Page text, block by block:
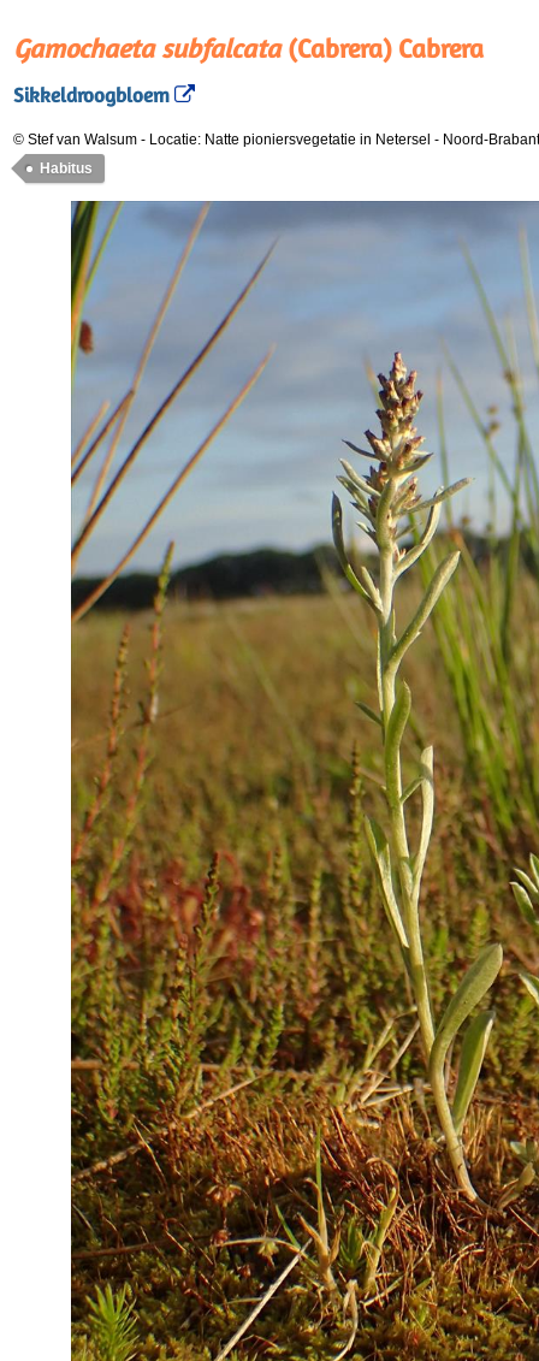
Gamochaeta subfalcata(Cabrera) Cabrera
Sikkeldroogbloem
© Stef van Walsum - Locatie: Natte pioniersvegetatie in Netersel - Noord-
Habitus